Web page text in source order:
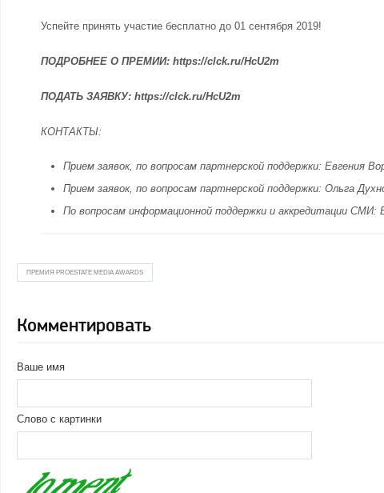
Успейте принять участие бесплатно до 01 сентября 2019!
ПОДРОБНЕЕ О ПРЕМИИ: https://clck.ru/HcU2m
ПОДАТЬ ЗАЯВКУ: https://clck.ru/HcU2m
КОНТАКТЫ:
Прием заявок, по вопросам партнерской поддержки: Евгения
Прием заявок, по вопросам партнерской поддержки: Ольга
По вопросам информационной поддержки и аккредитации СМИ:
ПРЕМИЯ PROESTATE MEDIA AWARDS
Комментировать
Ваше имя
Слово с картинки